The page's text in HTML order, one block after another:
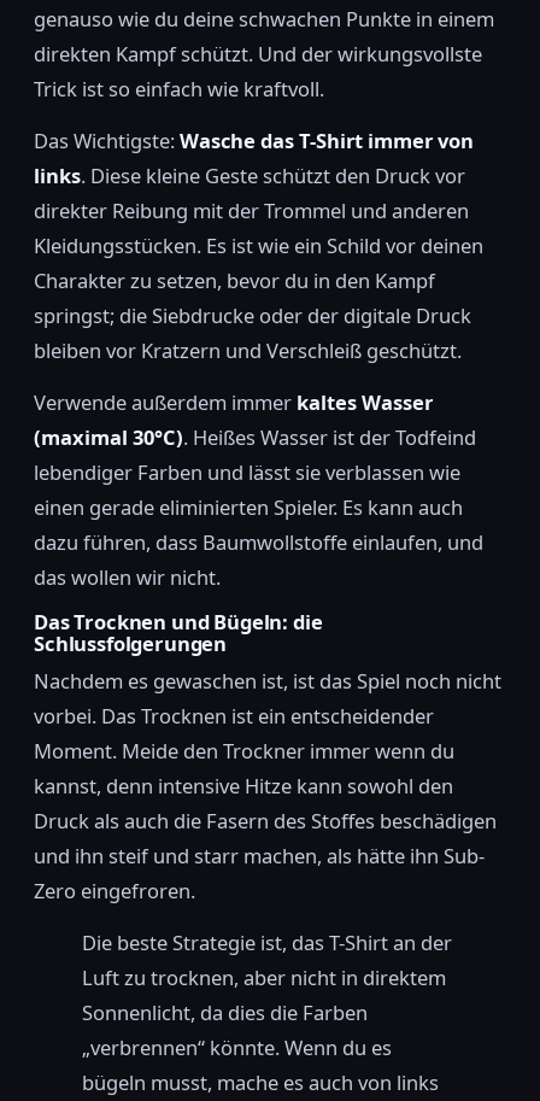
genauso wie du deine schwachen Punkte in einem
direkten Kampf schützt. Und der wirkungsvollste
Trick ist so einfach wie kraftvoll.
Das Wichtigste:Wasche das T-Shirt immer von
links. Diese kleine Geste schützt den Druck vor
direkter Reibung mit der Trommel und anderen
Kleidungsstücken. Es ist wie ein Schild vor deinen
Charakter zu setzen, bevor du in den Kampf
springst; die Siebdrucke oder der digitale Druck
bleiben vor Kratzern und Verschleiß geschützt.
Verwende außerdem immer kaltes Wasser
(maximal 30°C). Heißes Wasser ist der Todfeind
lebendiger Farben und lässt sie verblassen wie
einen gerade eliminierten Spieler. Es kann auch
dazu führen, dass Baumwollstoffe einlaufen, und
das wollen wir nicht.
Das Trocknen und Bügeln: die
Schlussfolgerungen
Nachdem es gewaschen ist, ist das Spiel noch nicht
vorbei. Das Trocknen ist ein entscheidender
Moment. Meide den Trockner immer wenn du
kannst, denn intensive Hitze kann sowohl den
Druck als auch die Fasern des Stoffes beschädigen
und ihn steif und starr machen, als hätte ihn Sub-
Zero eingefroren.
Die beste Strategie ist, das T-Shirt an der
Luft zu trocknen, aber nicht in direktem
Sonnenlicht, da dies die Farben
„verbrennen“ könnte. Wenn du es
bügeln musst, mache es auch von links